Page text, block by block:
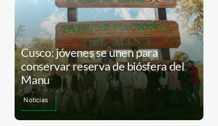
Cusco: jóvenes se unen para
conservar reserva de biósfera del
Manu
Noticias